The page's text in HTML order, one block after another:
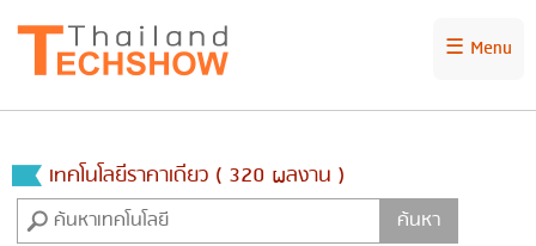
☰ Menu
เทคโนโลยีราคาเดียว ( 320 ผลงาน )